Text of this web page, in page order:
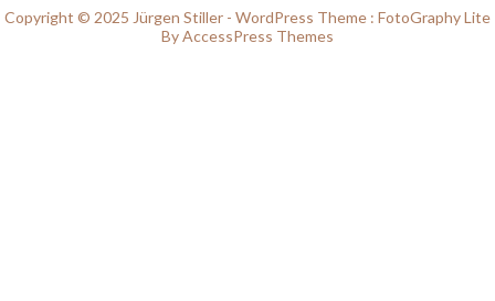
Copyright © 2025 Jürgen Stiller - WordPress Theme : FotoGraphy Lite
ByAccessPress Themes